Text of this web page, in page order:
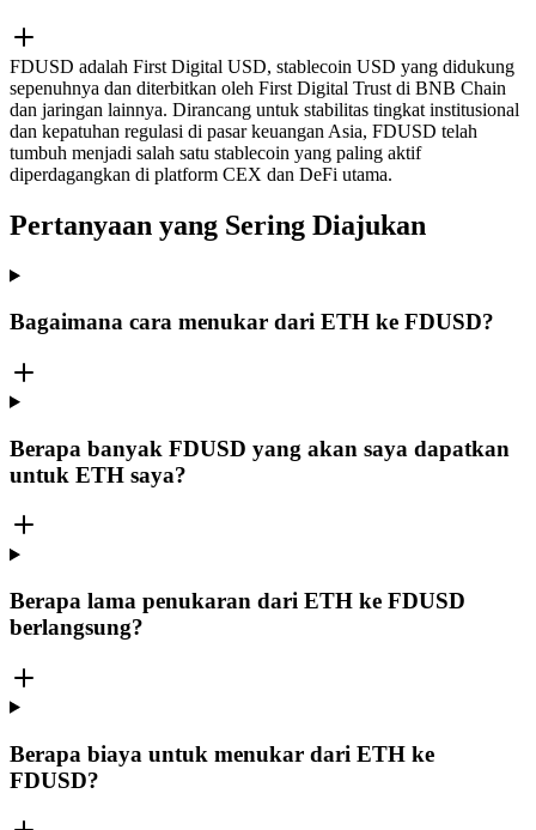
FDUSD adalah First Digital USD, stablecoin USD yang didukung
sepenuhnya dan diterbitkan oleh First Digital Trust di BNB Chain
dan jaringan lainnya. Dirancang untuk stabilitas tingkat institusional
dan kepatuhan regulasi di pasar keuangan Asia, FDUSD telah
tumbuh menjadi salah satu stablecoin yang paling aktif
diperdagangkan di platform CEX dan DeFi utama.
Pertanyaan yang Sering Diajukan
Bagaimana cara menukar dari ETH ke FDUSD?
Berapa banyak FDUSD yang akan saya dapatkan
untuk ETH saya?
Berapa lama penukaran dari ETH ke FDUSD
berlangsung?
Berapa biaya untuk menukar dari ETH ke
FDUSD?